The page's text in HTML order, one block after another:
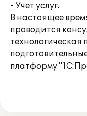
- Учет услуг.
В настоящее
проводится
платформу